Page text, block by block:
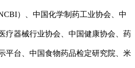
）、中国化学制药工业协会、中
疗器械行业协会、中国健康协会、药
平台、中国食物药品检定研究院、米